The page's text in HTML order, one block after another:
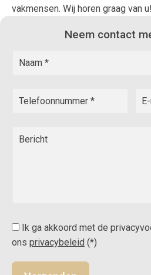
vakmensen. Wij horen graag van u!
Neem contact
Ik ga akkoord met de
ons privacybeleid (*)